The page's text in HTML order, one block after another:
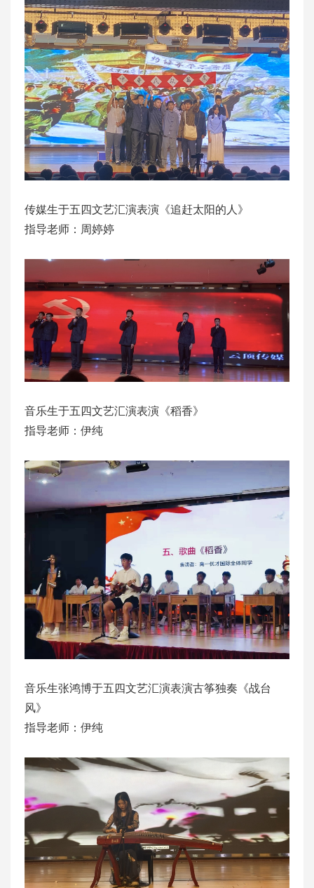
传媒生于五四文艺汇演表演《追赶太阳的人》
指导老师：周婷婷
音乐生于五四文艺汇演表演《稻香》
指导老师：伊纯
音乐生张鸿博于五四文艺汇演表演古筝独奏《战台
风》
指导老师：伊纯